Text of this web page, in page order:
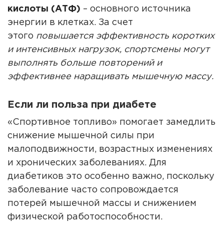
кислоты (АТФ) – основного источника
энергии в клетках. За счет
этого повышается эффективность коротких
и интенсивных нагрузок, спортсмены могут
выполнять больше повторений и
эффективнее наращивать мышечную массу.
Если ли польза при диабете
«Спортивное топливо» помогает замедлить
снижение мышечной силы при
малоподвижности, возрастных изменениях
и хронических заболеваниях. Для
диабетиков это особенно важно, поскольку
заболевание часто сопровождается
потерей мышечной массы и снижением
физической работоспособности.